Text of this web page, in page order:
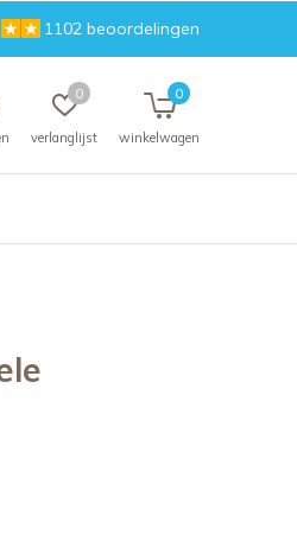
verlanglijst
0
winkelwagen
0
1102 beoordelingen